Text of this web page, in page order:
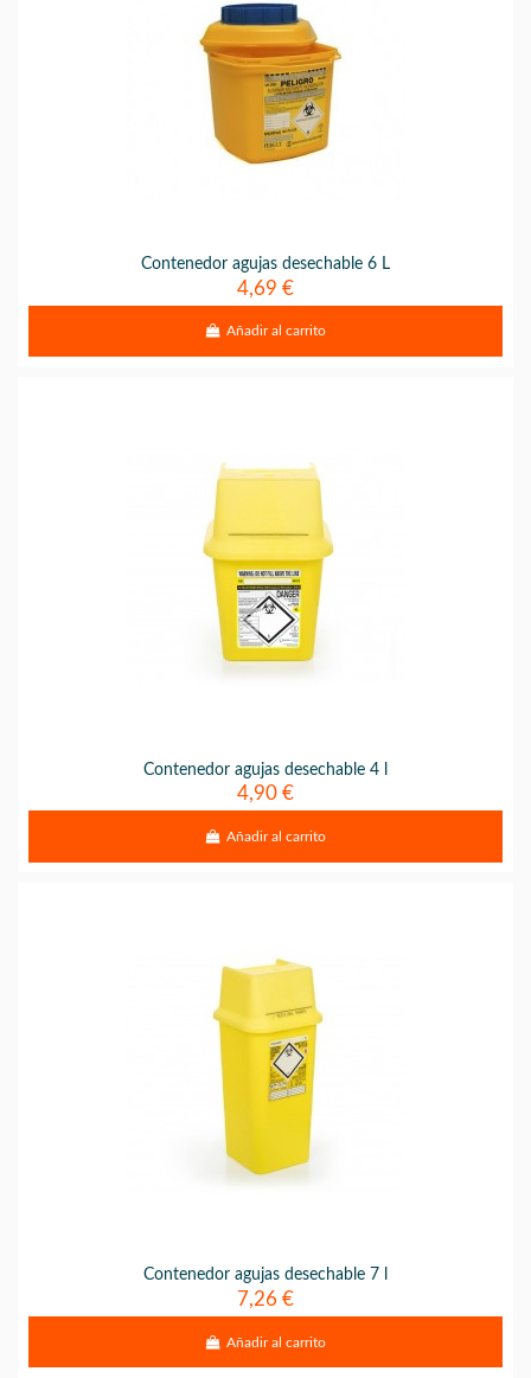
Contenedor agujas desechable 6 L
4,69 €
Añadir al carrito
Contenedor agujas desechable 4 l
4,90 €
Añadir al carrito
Contenedor agujas desechable 7 l
7,26 €
Añadir al carrito